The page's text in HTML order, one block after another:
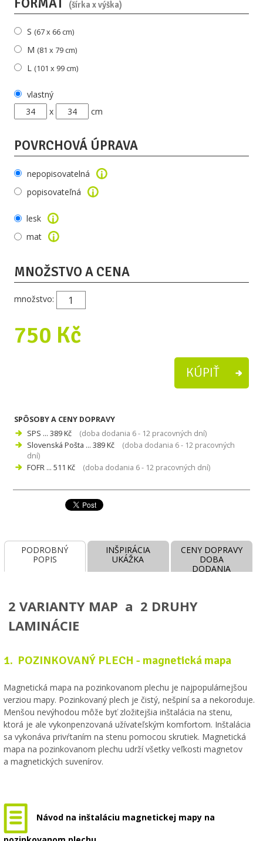
FORMÁT (šírka x výška)
S (67 x 66 cm)
M (81 x 79 cm)
L (101 x 99 cm)
vlastný
x
cm
POVRCHOVÁ ÚPRAVA
nepopisovatelná
popisovateľná
lesk
mat
MNOŽSTVO A CENA
množstvo:
750 Kč
SPÔSOBY A CENY DOPRAVY
SPS ... 389 Kč
(doba dodania 6 - 12 pracovných dní)
Slovenská Pošta ... 389 Kč
(doba dodania 6 - 12 pracovných
dní)
FOFR ... 511 Kč
(doba dodania 6 - 12 pracovných dní)
PODROBNÝ
POPIS
INŠPIRÁCIA
UKÁŽKA
CENY DOPRAVY
DOBA
DODANIA
2 VARIANTY MAP a 2 DRUHY
LAMINÁCIE
1. POZINKOVANÝ PLECH - magnetická mapa
Magnetická mapa na pozinkovanom plechu je najpopulárnejšou
verziou mapy. Pozinkovaný plech je čistý, nešpiní sa a nekoroduje.
Menšou nevýhodou môže byť zložitejšia inštalácia na stenu,
ktorá je ale vykonpenzovaná užívateľským komfortom. Inštalácia
sa vykonáva privŕtaním na stenu pomocou skrutiek. Magnetická
mapa na pozinkovanom plechu udrží všetky veľkosti magnetov
a magnetických suvenírov.
Návod na inštaláciu magnetickej mapy na